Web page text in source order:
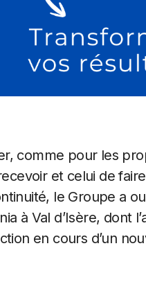
comme pour les
et celui de
le Groupe a
à Val d’Isère, dont
en cours d’un